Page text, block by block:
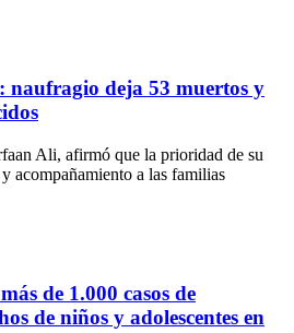
naufragio deja 53 muertos y
Ali, afirmó que la prioridad de su
acompañamiento a las familias
de 1.000 casos de
de niños y adolescentes en